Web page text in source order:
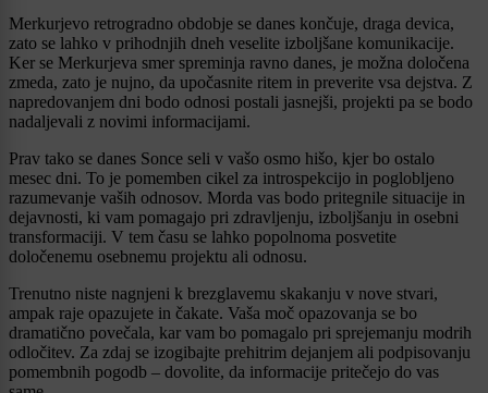
Merkurjevo retrogradno obdobje se danes končuje, draga devica,
zato se lahko v prihodnjih dneh veselite izboljšane komunikacije.
Ker se Merkurjeva smer spreminja ravno danes, je možna določena
zmeda, zato je nujno, da upočasnite ritem in preverite vsa dejstva. Z
napredovanjem dni bodo odnosi postali jasnejši, projekti pa se bodo
nadaljevali z novimi informacijami.
Prav tako se danes Sonce seli v vašo osmo hišo, kjer bo ostalo
mesec dni. To je pomemben cikel za introspekcijo in poglobljeno
razumevanje vaših odnosov. Morda vas bodo pritegnile situacije in
dejavnosti, ki vam pomagajo pri zdravljenju, izboljšanju in osebni
transformaciji. V tem času se lahko popolnoma posvetite
določenemu osebnemu projektu ali odnosu.
Trenutno niste nagnjeni k brezglavemu skakanju v nove stvari,
ampak raje opazujete in čakate. Vaša moč opazovanja se bo
dramatično povečala, kar vam bo pomagalo pri sprejemanju modrih
odločitev. Za zdaj se izogibajte prehitrim dejanjem ali podpisovanju
pomembnih pogodb – dovolite, da informacije pritečejo do vas